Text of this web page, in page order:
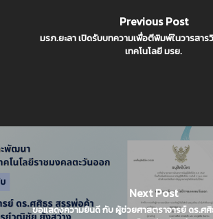
Previous Post
มรภ.ยะลา เปิดรับบทความเพื่อตีพิมพ์ในวารสาร
เทคโนโลยี มรย.
Next Post
ขอแสดงความยินดี กับ ผู้ช่วยศาสตราจารย์ ดร.ศ